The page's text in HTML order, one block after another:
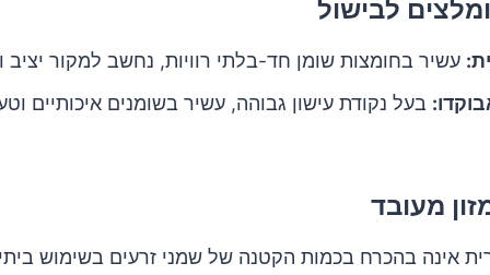
לבישול
עשיר בחומצות שומן חד-בלתי רוויות, נחשב למקור יציב
בעל נקודת עישון גבוהה, עשיר בשומנים איכותיים
מעובד
אינה בהכרח בכמות הקטנה של שמני זרעים בשימוש